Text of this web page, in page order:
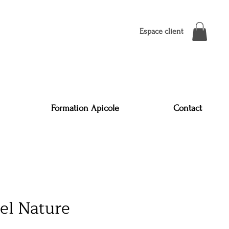
Espace client
Formation Apicole Contact
Nature